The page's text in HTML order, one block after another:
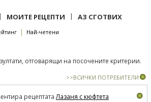
| МОИТЕ РЕЦЕПТИ | АЗ СГОТВИХ
| Най-четени
отговарящи на посочените критерии.
>>ВСИЧКИ ПОТРЕБИТЕЛИ
рецептатаЛазаня с кюфтета